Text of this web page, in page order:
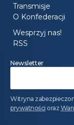
Transmisje
O Konfederacji
Wesprzyj nas!
RSS
Newsletter
Witryna
prywatności oraz